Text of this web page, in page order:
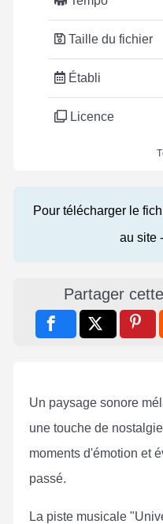
Taille du fichier
Établi
Licence
Pour télécharger le
au site
Partager
Un paysage sonore
une touche de
moments d'émotion et
passé.
La piste musicale